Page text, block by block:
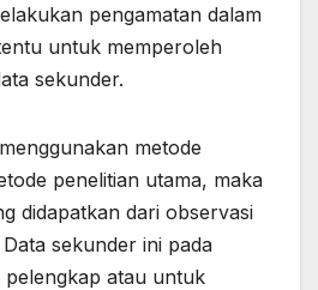
pengamatan dalam
untuk memperoleh
sekunder.
metode
penelitian utama, maka
didapatkan dari observasi
sekunder ini pada
atau untuk